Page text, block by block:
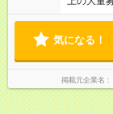
気になる！
掲載元企業名